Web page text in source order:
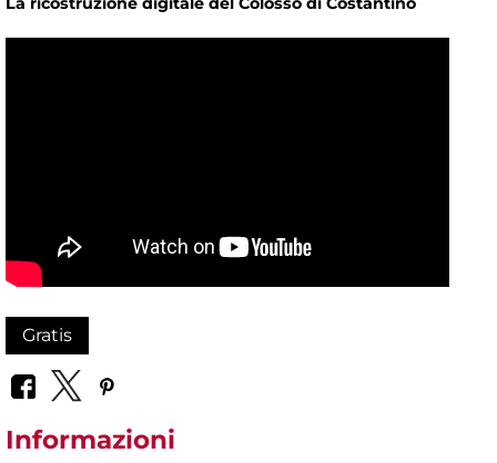
Gratis
Informazioni